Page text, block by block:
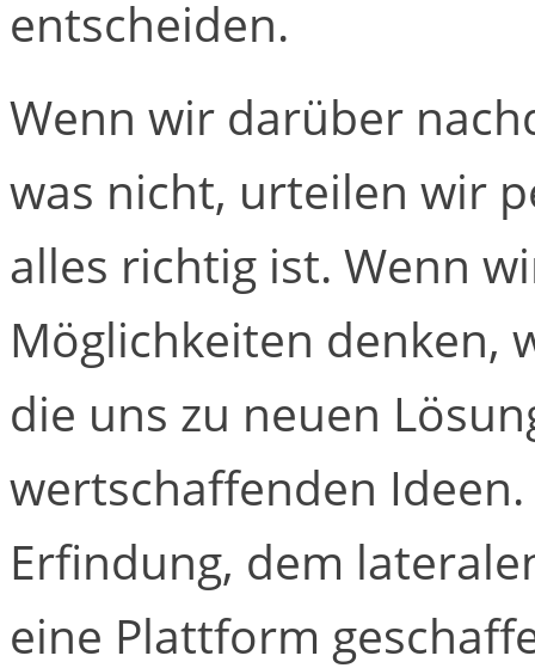
entscheiden.
Wenn wir darüber
was nicht, urteilen wir
alles richtig ist. Wenn
Möglichkeiten denken,
die uns zu neuen
wertschaffenden
Erfindung, dem
eine Plattform